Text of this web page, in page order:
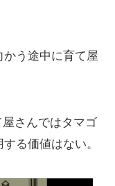
う途中に育て屋
さんではタマゴ
る価値はない。